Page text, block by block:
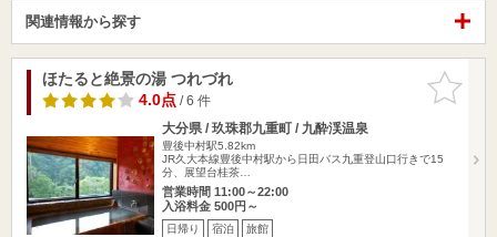
関連情報から探す
お気に入
りに追加
ほたると絶景の湯 つれづれ
4.0点/ 6 件
大分県 / 玖珠郡九重町 / 九酔渓温泉
豊後中村駅5.82km
JR久大本線豊後中村駅から日田バス九重登山口行きで15
分、展望台桂茶…
営業時間 11:00～22:00
入浴料金 500円～
日帰り 宿泊 旅館